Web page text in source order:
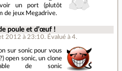
un port (plutôt
de jeux Megadrive.
poule et d’œuf !
2012 à 23:10. Évalué à 4.
sur sonic pour vous
open sonic, un clone
de sonic